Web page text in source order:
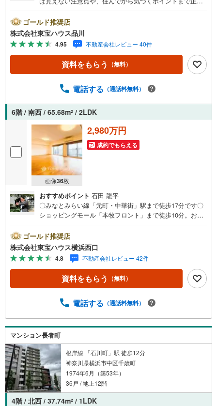
とも包み隠さずお伝えし、「納得して選ぶ」ためのサポー
トを大切にしています。現地でしか分からないリアルな情
報も含めて、一緒に後悔しない住まい探しを進めていきま
しょう。まずはお気軽にご相談ください。【Yahoo！ 不動
産キャンペーン対象店舗】当店で物件を成約するとPayPay
ボーナスライトがもらえる「Yahoo！ 不動産 物件ご成約キ
予約をする」ボタンからお問い合わせください。※必ずYah
スライトは出金と譲渡はできません。ご案内・詳細な資料
のご請求はお気軽にどうぞ♪お電話でのお問い合わせも常
時受け付けております！お気軽にお問い合わせください。
ゴールド推奨店
株式会社東宝ハウス品川
4.95 不動産会社レビュー 40件
資料をもらう （無料）
電話する （通話料無料）
6階 / 南西 / 65.68m2 / 2LDK
画像36枚
2,980万円
成約でもらえる
おすすめポイント 石田 龍平
〇みなとみらい線「元町・中華街」駅まで徒歩17分です〇
ショッピングモール「本牧フロント」まで徒歩10分。お買
い風が通り抜けますーーーーYahoo！ 不動産キャンペーン
対象店舗ーーーー当店で物件を成約するとPayPayボーナス
ライトがもらえる「Yahoo！ 不動産 物件ご成約キャンペー
ン」の対象になります。「資料をもらう」「見学予約をす
る」ボタンからお問い合わせください。※必ずYahoo！ JAP
AN IDでログインしてください。※PayPayボーナスライト
す。ーーーーーーーーーーーーーーーーーーーーーーーー
上記金利は 2026年8月時点 のものであり、実際の適用金利
は融資実行時のものとなります。金利情勢により表記の返
済額と異なる場合があります。ーーーーーーーーーーーー
ーーーーーーーーーーーーー
ゴールド推奨店
株式会社東宝ハウス横浜西口
4.8 不動産会社レビュー 42件
資料をもらう （無料）
電話する （通話料無料）
マンション長者町
根岸線 「石川町」駅 徒歩12分
神奈川県横浜市中区千歳町
1974年6月（築53年）
36戸 / 地上12階
4階 / 北西 / 37.74m2 / 1LDK